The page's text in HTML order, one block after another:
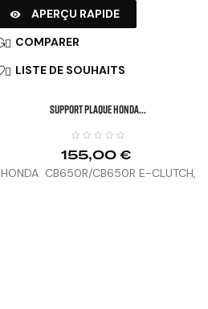
 APERÇU RAPIDE
 COMPARER
 LISTE DE SOUHAITS
SUPPORT PLAQUE HONDA...
155,00 €
HONDA CB650R/CB650R E-CLUTCH,